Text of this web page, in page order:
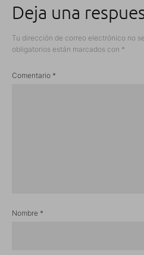
Deja una
Tu dirección de correo electrónico no
obligatorios están marcados con *
Comentario *
Nombre *